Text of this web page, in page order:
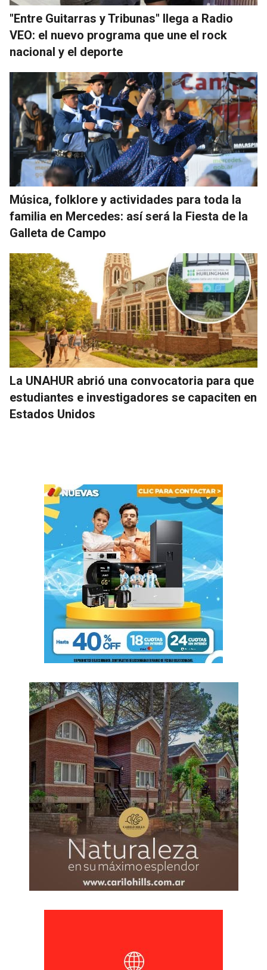
"Entre Guitarras y Tribunas" llega a Radio
VEO: el nuevo programa que une el rock
nacional y el deporte
Música, folklore y actividades para toda la
familia en Mercedes: así será la Fiesta de la
Galleta de Campo
La UNAHUR abrió una convocatoria para que
estudiantes e investigadores se capaciten en
Estados Unidos